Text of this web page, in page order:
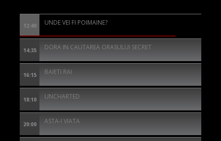
12:40 UNDE VEI FI POIMAINE?
14:35 DORA IN CAUTAREA ORASULUI SECRET
16:15 BAIETI RAI
18:10 UNCHARTED
20:00 ASTA-I VIATA